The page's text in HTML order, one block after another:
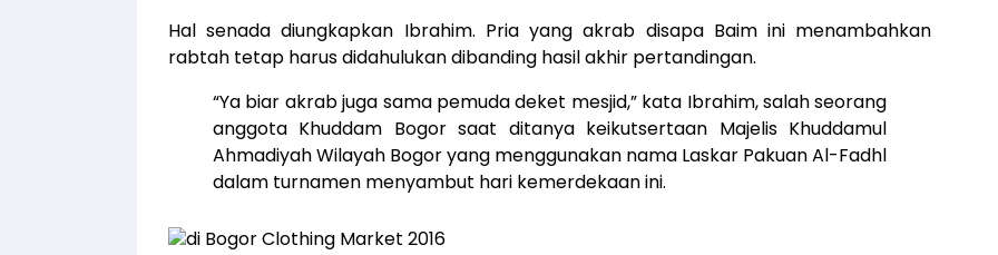
Hal senada diungkapkan Ibrahim. Pria yang akrab disapa Baim ini menambahkan
rabtah tetap harus didahulukan dibanding hasil akhir pertandingan.
“Ya biar akrab juga sama pemuda deket mesjid,” kata Ibrahim, salah seorang
anggota Khuddam Bogor saat ditanya keikutsertaan Majelis Khuddamul
Ahmadiyah Wilayah Bogor yang menggunakan nama Laskar Pakuan Al-Fadhl
dalam turnamen menyambut hari kemerdekaan ini.